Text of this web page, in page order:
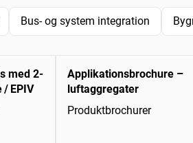
Bus- og system integration
med 2-
/ EPIV
Applikationsbrochure –
luftaggregater
Produktbrochurer